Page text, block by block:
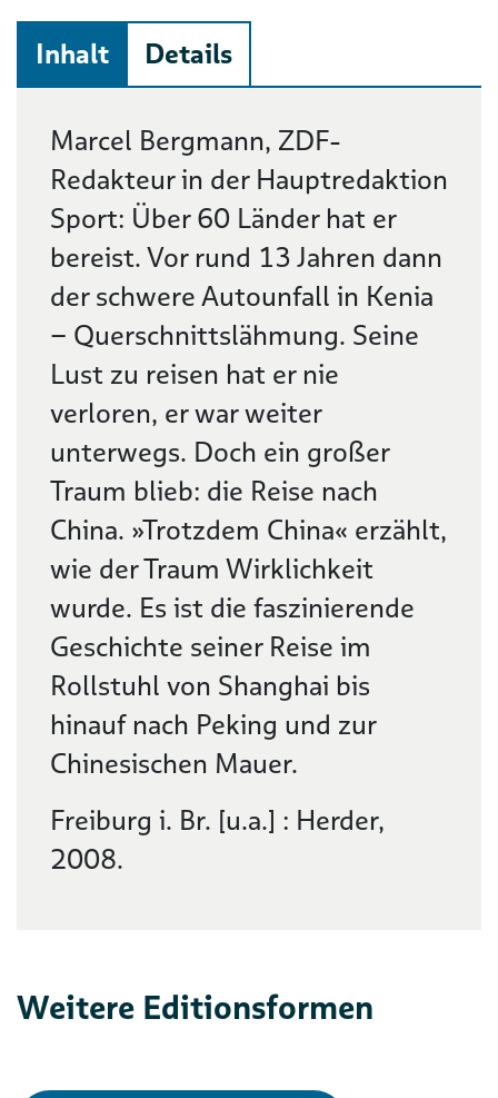
Inhalt Details
Beschreibung
Marcel Bergmann, ZDF-
Redakteur in der Hauptredaktion
Sport: Über 60 Länder hat er
bereist. Vor rund 13 Jahren dann
der schwere Autounfall in Kenia
– Querschnittslähmung. Seine
Lust zu reisen hat er nie
verloren, er war weiter
unterwegs. Doch ein großer
Traum blieb: die Reise nach
China. »Trotzdem China« erzählt,
wie der Traum Wirklichkeit
wurde. Es ist die faszinierende
Geschichte seiner Reise im
Rollstuhl von Shanghai bis
hinauf nach Peking und zur
Chinesischen Mauer.
Freiburg i. Br. [u.a.] : Herder,
2008.
Weitere Editionsformen